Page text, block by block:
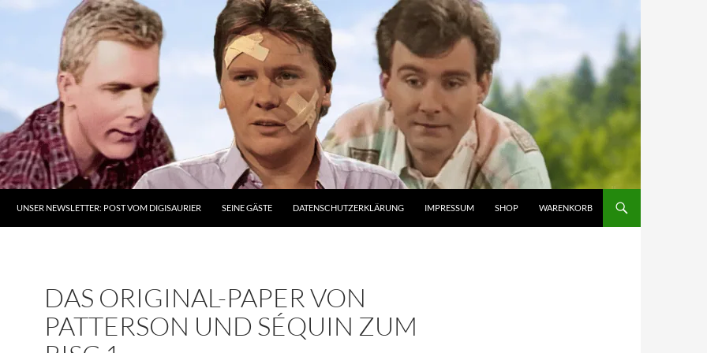
UNSER NEWSLETTER: POST VOM DIGISAURIER SEINE GÄSTE DATENSCHUTZERKLÄRUNG IMPRESSUM SHOP WARENKORB
DAS ORIGINAL-PAPER VON
PATTERSON UND SÉQUIN ZUM